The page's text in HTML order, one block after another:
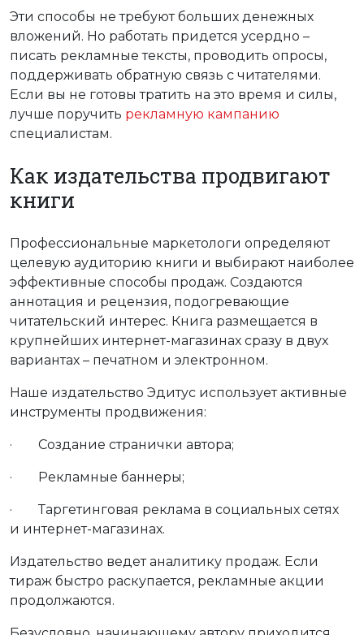
Эти способы не требуют больших денежных
вложений. Но работать придется усердно –
писать рекламные тексты, проводить опросы,
поддерживать обратную связь с читателями.
Если вы не готовы тратить на это время и силы,
лучше поручить рекламную кампанию
специалистам.
Как издательства продвигают
книги
Профессиональные маркетологи определяют
целевую аудиторию книги и выбирают наиболее
эффективные способы продаж. Создаются
аннотация и рецензия, подогревающие
читательский интерес. Книга размещается в
крупнейших интернет-магазинах сразу в двух
вариантах – печатном и электронном.
Наше издательство Эдитус использует активные
инструменты продвижения:
· Создание странички автора;
· Рекламные баннеры;
· Таргетинговая реклама в социальных сетях
и интернет-магазинах.
Издательство ведет аналитику продаж. Если
тираж быстро раскупается, рекламные акции
продолжаются.